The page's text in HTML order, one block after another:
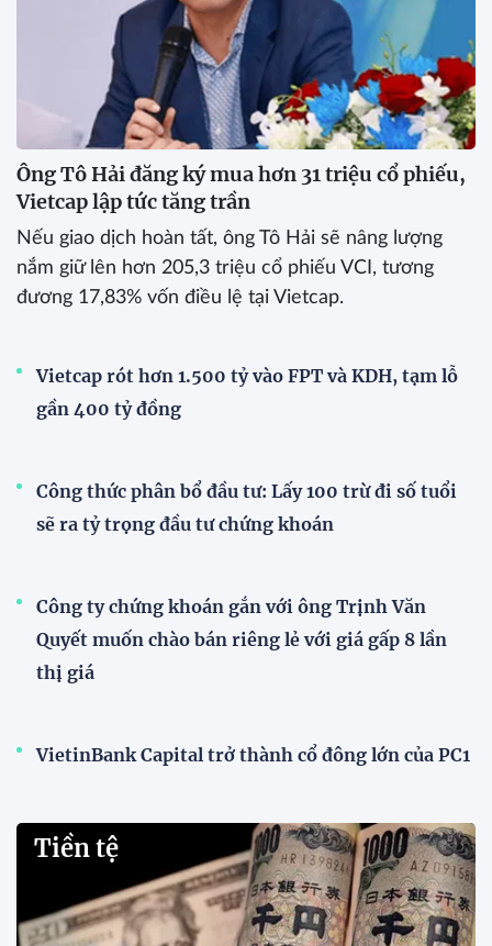
Ông Tô Hải đăng ký mua hơn 31 triệu cổ phiếu,
Vietcap lập tức tăng trần
Nếu giao dịch hoàn tất, ông Tô Hải sẽ nâng lượng
nắm giữ lên hơn 205,3 triệu cổ phiếu VCI, tương
đương 17,83% vốn điều lệ tại Vietcap.
Vietcap rót hơn 1.500 tỷ vào FPT và KDH, tạm lỗ
gần 400 tỷ đồng
Công thức phân bổ đầu tư: Lấy 100 trừ đi số tuổi
sẽ ra tỷ trọng đầu tư chứng khoán
Công ty chứng khoán gắn với ông Trịnh Văn
Quyết muốn chào bán riêng lẻ với giá gấp 8 lần
thị giá
VietinBank Capital trở thành cổ đông lớn của PC1
Tiền tệ